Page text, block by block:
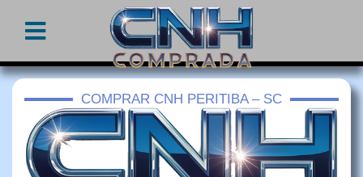
COMPRAR CNH PERITIBA – SC